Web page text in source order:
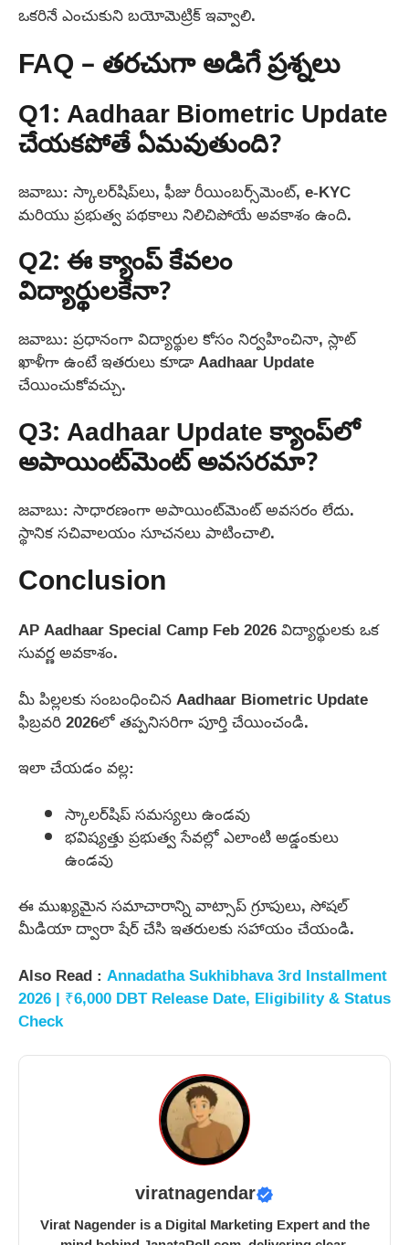
ఒకరినే ఎంచుకుని బయోమెట్రిక్ ఇవ్వాలి.
FAQ – తరచుగా అడిగే ప్రశ్నలు
Q1: Aadhaar Biometric Update
చేయకపోతే ఏమవుతుంది?
జవాబు: స్కాలర్‌షిప్‌లు, ఫీజు రీయింబర్స్‌మెంట్, e-KYC
మరియు ప్రభుత్వ పథకాలు నిలిచిపోయే అవకాశం ఉంది.
Q2: ఈ క్యాంప్ కేవలం
విద్యార్థులకేనా?
జవాబు: ప్రధానంగా విద్యార్థుల కోసం నిర్వహించినా, స్లాట్
ఖాళీగా ఉంటే ఇతరులు కూడా Aadhaar Update
చేయించుకోవచ్చు.
Q3: Aadhaar Update క్యాంప్‌లో
అపాయింట్‌మెంట్ అవసరమా?
జవాబు: సాధారణంగా అపాయింట్‌మెంట్ అవసరం లేదు.
స్థానిక సచివాలయం సూచనలు పాటించాలి.
Conclusion
AP Aadhaar Special Camp Feb 2026 విద్యార్థులకు ఒక
సువర్ణ అవకాశం.
మీ పిల్లలకు సంబంధించిన Aadhaar Biometric Update
ఫిబ్రవరి 2026లో తప్పనిసరిగా పూర్తి చేయించండి.
ఇలా చేయడం వల్ల:
స్కాలర్‌షిప్ సమస్యలు ఉండవు
భవిష్యత్తు ప్రభుత్వ సేవల్లో ఎలాంటి అడ్డంకులు
ఉండవు
ఈ ముఖ్యమైన సమాచారాన్ని వాట్సాప్ గ్రూపులు, సోషల్
మీడియా ద్వారా షేర్ చేసి ఇతరులకు సహాయం చేయండి.
Also Read : Annadatha Sukhibhava 3rd Installment
2026 | ₹6,000 DBT Release Date, Eligibility & Status
Check
viratnagendar
Virat Nagender is a Digital Marketing Expert and the